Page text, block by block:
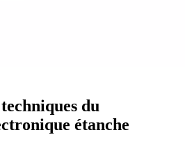
du
étanche